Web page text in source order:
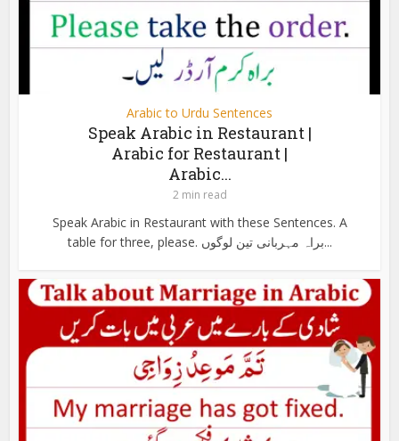
Arabic to Urdu Sentences
Speak Arabic in Restaurant |
Arabic for Restaurant |
Arabic...
2 min read
Speak Arabic in Restaurant with these Sentences. A
table for three, please. براہ مہربانی تین لوگوں...